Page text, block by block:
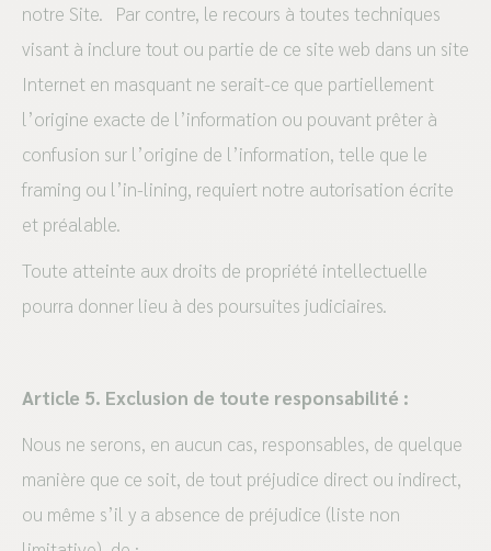
notre Site. Par contre, le recours à toutes techniques
visant à inclure tout ou partie de ce site web dans un site
Internet en masquant ne serait-ce que partiellement
l’origine exacte de l’information ou pouvant prêter à
confusion sur l’origine de l’information, telle que le
framing ou l’in-lining, requiert notre autorisation écrite
et préalable.
Toute atteinte aux droits de propriété intellectuelle
pourra donner lieu à des poursuites judiciaires.
Article 5. Exclusion de toute responsabilité :
Nous ne serons, en aucun cas, responsables, de quelque
manière que ce soit, de tout préjudice direct ou indirect,
ou même s’il y a absence de préjudice (liste non